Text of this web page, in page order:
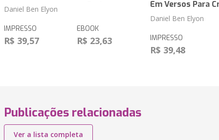
Daniel Ben Elyon
IMPRESSO
R$ 39,57
EBOOK
R$ 23,63
Em Versos Para
Daniel Ben Elyon
IMPRESSO
R$ 39,48
Publicações relacionadas
Ver a lista completa